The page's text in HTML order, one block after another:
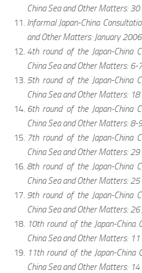
China Sea and Other Matters:
Informal Japan-China
and Other Matters: January 2006
4th round of the Japan-China
China Sea and Other Matters:
5th round of the Japan-China
China Sea and Other Matters:
6th round of the Japan-China
China Sea and Other Matters: 8-
7th round of the Japan-China
China Sea and Other Matters:
8th round of the Japan-China
China Sea and Other Matters:
9th round of the Japan-China
China Sea and Other Matters: 26
10th round of the Japan-China
China Sea and Other Matters:
11th round of the Japan-China
China Sea and Other Matters: